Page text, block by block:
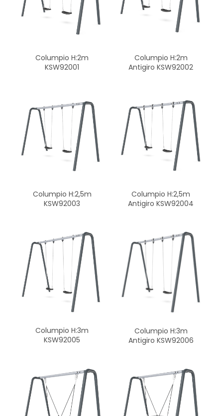
Columpio H:2m
KSW92001
Columpio H:2m
Antigiro KSW92002
Columpio H:2,5m
KSW92003
Columpio H:2,5m
Antigiro KSW92004
Columpio H:3m
KSW92005
Columpio H:3m
Antigiro KSW92006